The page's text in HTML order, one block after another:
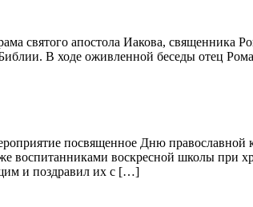
святого апостола Иакова, священника
В ходе оживленной беседы отец
посвященное Дню
воскресной школы при
и поздравил их с […]